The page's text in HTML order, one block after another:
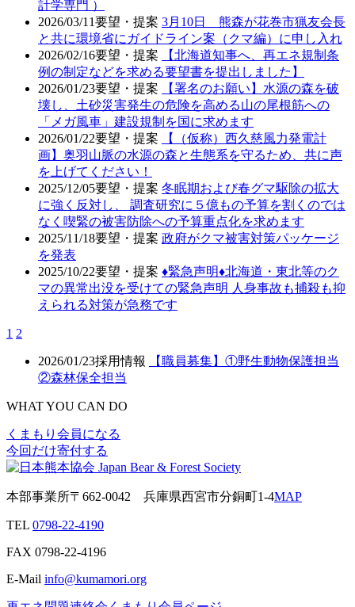
計学専門 ）
2026/03/11要望・提案 3月10日 熊森が花巻市猟友会長
と共に環境省にガイドライン案（クマ編）に申し入れ
2026/02/16要望・提案
【北海道知事へ、再エネ規制条
例の制定などを求める要望書を提出しました】
2026/01/23要望・提案
【署名のお願い】水源の森を破
壊し、土砂災害発生の危険を高める山の尾根筋への
「メガ風車」建設規制を国に求めます
2026/01/22要望・提案
【（仮称）西久慈風力発電計
画】奥羽山脈の水源の森と生態系を守るため、共に声
を上げてください！
2025/12/05要望・提案 冬眠期および春グマ駆除の拡大
に強く反対し、 調査研究に５億もの予算を割くのでは
なく喫緊の被害防除への予算重点化を求めます
2025/11/18要望・提案 政府がクマ被害対策パッケージ
を発表
2025/10/22要望・提案 ♦️緊急声明♦️北海道・東北等のク
マの異常出没を受けての緊急声明 人身事故も捕殺も抑
えられる対策が急務です
1 2
2026/01/23採用情報
【職員募集】①野生動物保護担当
②森林保全担当
WHAT YOU CAN DO
くまもり会員になる
今回だけ寄付する
本部事業所〒662-0042 兵庫県西宮市分銅町1-4MAP
TEL 0798-22-4190
FAX 0798-22-4196
E-Mail info@kumamori.org